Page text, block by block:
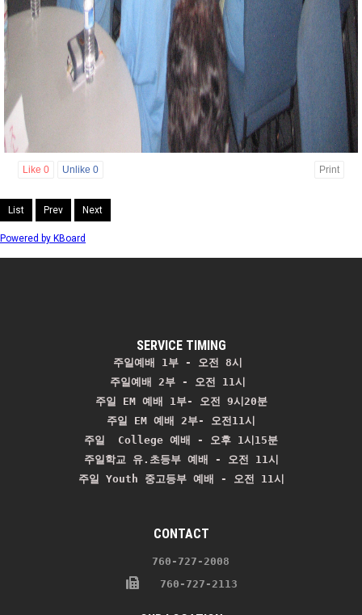
Like 0 Unlike 0 Print
List Prev Next
Powered by KBoard
SERVICE TIMING
주일예배 1부 - 오전 8시
주일예배 2부 - 오전 11시
주일 EM 예배 1부- 오전 9시20분
주일 EM 예배 2부- 오전11시
주일  College 예배 - 오후 1시15분
주일학교 유.초등부 예배 - 오전 11시
주일 Youth 중고등부 예배 - 오전 11시
CONTACT
760-727-2008
760-727-2113